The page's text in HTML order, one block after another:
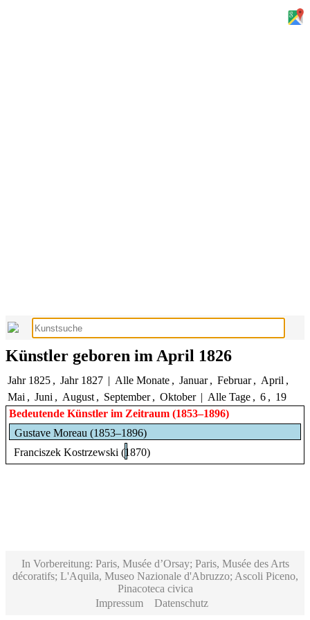
Künstler geboren im April 1826
Jahr 1825 , Jahr 1827 | Alle Monate , Januar , Februar , April ,
Mai , Juni , August , September , Oktober | Alle Tage , 6 , 19
Bedeutende Künstler im Zeitraum (1853–1896)
Gustave Moreau (1853–1896)
Franciszek Kostrzewski (1870)
In Vorbereitung: Paris, Musée d’Orsay; Paris, Musée des Arts
décoratifs; L'Aquila, Museo Nazionale d'Abruzzo; Ascoli Piceno,
Pinacoteca civica
Impressum
Datenschutz